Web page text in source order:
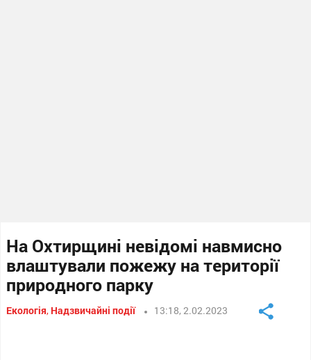
На Охтирщині невідомі навмисно
влаштували пожежу на території
природного парку
Екологія, Надзвичайні події 13:18, 2.02.2023